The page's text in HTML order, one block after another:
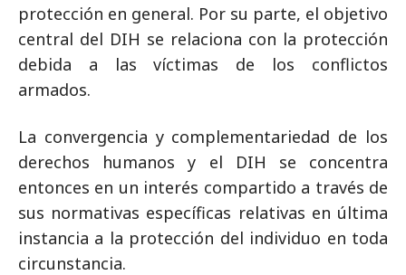
protección en general. Por su parte, el objetivo
central del DIH se relaciona con la protección
debida a las víctimas de los conflictos
armados.
La convergencia y complementariedad de los
derechos humanos y el DIH se concentra
entonces en un interés compartido a través de
sus normativas específicas relativas en última
instancia a la protección del individuo en toda
circunstancia.